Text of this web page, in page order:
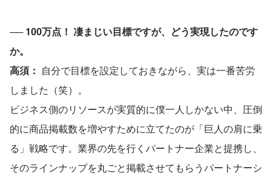
── 100万点！ 凄まじい目標ですが、どう実現したのです
か。
高須： 自分で目標を設定しておきながら、実は一番苦労
しました（笑）。
ビジネス側のリソースが実質的に僕一人しかない中、圧倒
的に商品掲載数を増やすために立てたのが「巨人の肩に乗
る」戦略です。業界の先を行くパートナー企業と提携し、
そのラインナップを丸ごと掲載させてもらうパートナーシ